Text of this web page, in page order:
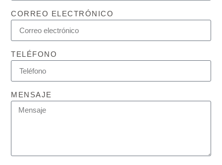
CORREO ELECTRÓNICO
TELÉFONO
MENSAJE